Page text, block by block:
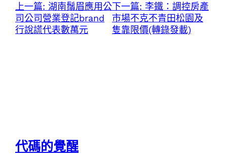
上一篇: 湖南鬚眉應用公
司公司營業登記brand
行說謊代表數萬元
下一篇: 李鐵：調控房產
市場不克不青田松園及
隻靠限價(轉錄發載)
代碼的覺醒